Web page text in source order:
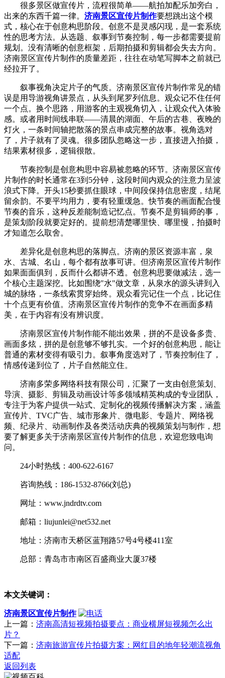
很多景区做宣传片，流程很简单——航拍加配乐加旁白，
出来的东西千篇一律。 济南景区宣传片制作要想跳出这个模
式，核心在于创意构思阶段。创意不是灵感闪现，是一套系统
性的思考方法。从选题、叙事到节奏控制，每一步都需要提前
规划。没有清晰的创意框架，后期拍摄和剪辑都会失去方向。
济南景区宣传片制作的质量差距，往往在动笔写脚本之前就已
经拉开了。
叙事视角决定片子的气质。济南景区宣传片制作常见的错
误是用导游视角讲景点，从头到尾罗列信息。观众记不住任何
一个点。换个思路，用游客的主观视角切入，让观众代入体验
感。或者用时间线串联——清晨的湖面、午后的古巷、夜晚的
灯火，一条时间轴把散落的景点串成完整的故事。视角选对
了，片子就有了灵魂。很多团队忽略这一步，直接进入拍摄，
结果素材很多，逻辑很散。
节奏控制是创意构思中容易被忽略的环节。济南景区宣传
片制作的时长通常在3到5分钟，这段时间内观众的注意力呈波
浪式下降。开头15秒要抓住眼球，中间段保持信息密度，结尾
留余韵。不要平均用力，要有轻重缓急。快节奏的画面配合慢
节奏的音乐，这种反差能制造记忆点。节奏不是剪辑师的事，
是策划阶段就要定好的。提前想清楚哪里快、哪里慢，拍摄时
才知道怎么取舍。
差异化是创意构思的落脚点。济南的景区资源丰富，泉
水、古城、名山，每个都有故事可讲。但济南景区宣传片制作
如果面面俱到，反而什么都讲不透。创意构思要做减法，选一
个核心主题深挖。比如围绕"水"做文章，从泉水的源头讲到入
城的脉络，一条线索贯穿始终。观众看完记住一个点，比记住
十个点更有价值。济南景区宣传片制作的竞争不在画面多精
美，在于内容有没有辨识度。
济南景区宣传片制作能不能出效果，拼的不是设备多贵、
画面多炫，拼的是创意够不够扎实。一个好的创意构思，能让
普通的素材变得有吸引力。叙事角度选对了，节奏控制住了，
情感传递到位了，片子自然能立住。
济南多荣多网络科技有限公司，汇聚了一支由创意策划、
导演、摄影、剪辑及动画设计等多领域精英构成的专业团队，
专注于为客户提供一站式、定制化的视频传播解决方案，涵盖
宣传片、TVC广告、城市形象片、微电影、专题片、网络视
频、纪录片、动画制作及各类活动庆典的视频策划与制作，想
要了解更多关于济南景区宣传片制作的信息，欢迎您致电询
问。
24小时热线：400-622-6167
咨询热线：186-1532-8766(刘总)
网址：www.jndrdtv.com
邮箱：liujunlei@net532.net
地址：济南市天桥区蓝翔路57号4号楼411室
总部：青岛市市南区百盛商业大厦37楼
本文关键词：
济南景区宣传片制作
上一篇： 济南高清短视频拍摄要点：商业横屏短视频怎么出
片？
下一篇： 济南旅游宣传片拍摄方案：网红目的地年轻潮流视角
适配
返回列表